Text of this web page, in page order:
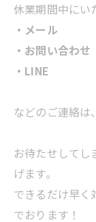
休業期間中にい
・メール
・お問い合わせ
・LINE
などのご連絡は、
お待たせしてし
げます。
できるだけ早く
でおります！